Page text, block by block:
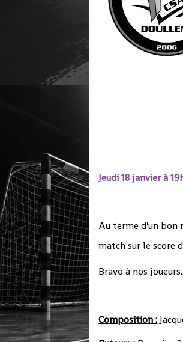
Jeudi 18 janvier à
Au terme d'un bon
match sur le score
Bravo à nos
Composition :